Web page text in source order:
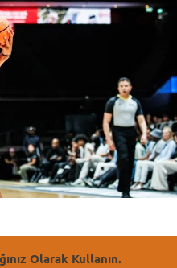
Olarak Kullanın.